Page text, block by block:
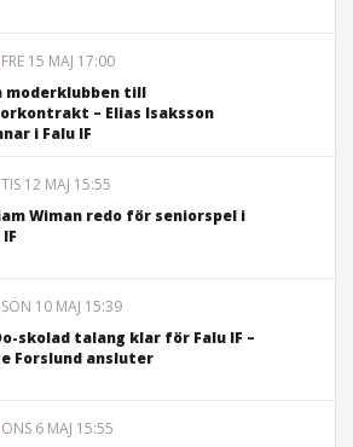
FRE 15 MAJ 17:00
moderklubben till
– Elias Isaksson
i Falu IF
TIS 12 MAJ 15:55
Wiman redo för seniorspel i
SÖN 10 MAJ 15:39
skolad talang klar för Falu IF –
Forslund ansluter
ONS 6 MAJ 15:55